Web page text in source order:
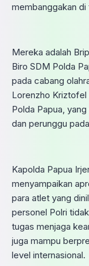
membanggakan di
Mereka adalah
Biro SDM Polda
pada cabang
Lorenzho Kriztofel
Polda Papua,
dan perunggu
Kapolda Papua
menyampaikan
para atlet yang
personel Polri
tugas menjaga
juga mampu
level internasional.